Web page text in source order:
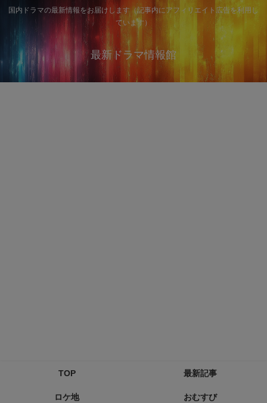
国内ドラマの最新情報をお届けします（記事内にアフィリエイト広告を利用し
ています）
最新ドラマ情報館
TOP 最新記事
ロケ地 おむすび